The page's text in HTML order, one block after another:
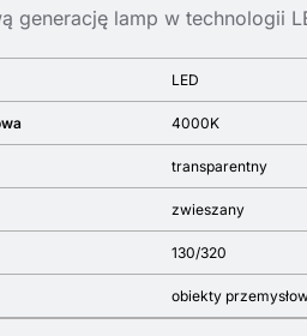
generację lamp w technologii
LED
4000K
transparentny
zwieszany
130/320
obiekty